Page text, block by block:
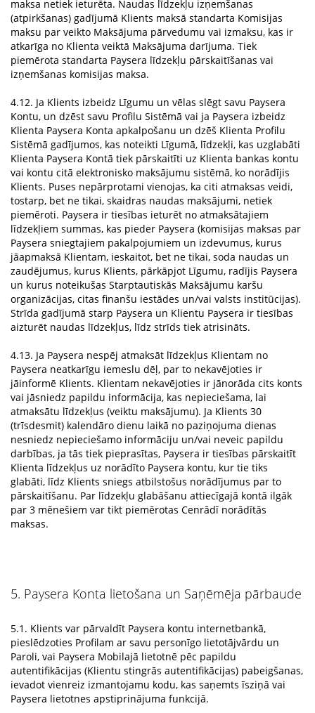
maksa netiek ieturēta. Naudas līdzekļu izņemšanas
(atpirkšanas) gadījumā Klients maksā standarta Komisijas
maksu par veikto Maksājuma pārvedumu vai izmaksu, kas ir
atkarīga no Klienta veiktā Maksājuma darījuma. Tiek
piemērota standarta Paysera līdzekļu pārskaitīšanas vai
izņemšanas komisijas maksa.
4.12. Ja Klients izbeidz Līgumu un vēlas slēgt savu Paysera
Kontu, un dzēst savu Profilu Sistēmā vai ja Paysera izbeidz
Klienta Paysera Konta apkalpošanu un dzēš Klienta Profilu
Sistēmā gadījumos, kas noteikti Līgumā, līdzekļi, kas uzglabāti
Klienta Paysera Kontā tiek pārskaitīti uz Klienta bankas kontu
vai kontu citā elektronisko maksājumu sistēmā, ko norādījis
Klients. Puses nepārprotami vienojas, ka citi atmaksas veidi,
tostarp, bet ne tikai, skaidras naudas maksājumi, netiek
piemēroti. Paysera ir tiesības ieturēt no atmaksātajiem
līdzekļiem summas, kas pieder Paysera (komisijas maksas par
Paysera sniegtajiem pakalpojumiem un izdevumus, kurus
jāapmaksā Klientam, ieskaitot, bet ne tikai, soda naudas un
zaudējumus, kurus Klients, pārkāpjot Līgumu, radījis Paysera
un kurus noteikušas Starptautiskās Maksājumu karšu
organizācijas, citas finanšu iestādes un/vai valsts institūcijas).
Strīda gadījumā starp Paysera un Klientu Paysera ir tiesības
aizturēt naudas līdzekļus, līdz strīds tiek atrisināts.
4.13. Ja Paysera nespēj atmaksāt līdzekļus Klientam no
Paysera neatkarīgu iemeslu dēļ, par to nekavējoties ir
jāinformē Klients. Klientam nekavējoties ir jānorāda cits konts
vai jāsniedz papildu informācija, kas nepieciešama, lai
atmaksātu līdzekļus (veiktu maksājumu). Ja Klients 30
(trīsdesmit) kalendāro dienu laikā no paziņojuma dienas
nesniedz nepieciešamo informāciju un/vai neveic papildu
darbības, ja tās tiek pieprasītas, Paysera ir tiesības pārskaitīt
Klienta līdzekļus uz norādīto Paysera kontu, kur tie tiks
glabāti, līdz Klients sniegs atbilstošus norādījumus par to
pārskaitīšanu. Par līdzekļu glabāšanu attiecīgajā kontā ilgāk
par 3 mēnešiem var tikt piemērotas Cenrādī norādītās
maksas.
5. Paysera Konta lietošana un Saņēmēja pārbaude
5.1. Klients var pārvaldīt Paysera kontu internetbankā,
pieslēdzoties Profilam ar savu personīgo lietotājvārdu un
Paroli, vai Paysera Mobilajā lietotnē pēc papildu
autentifikācijas (Klientu stingrās autentifikācijas) pabeigšanas,
ievadot vienreiz izmantojamu kodu, kas saņemts īsziņā vai
Paysera lietotnes apstiprinājuma funkcijā.